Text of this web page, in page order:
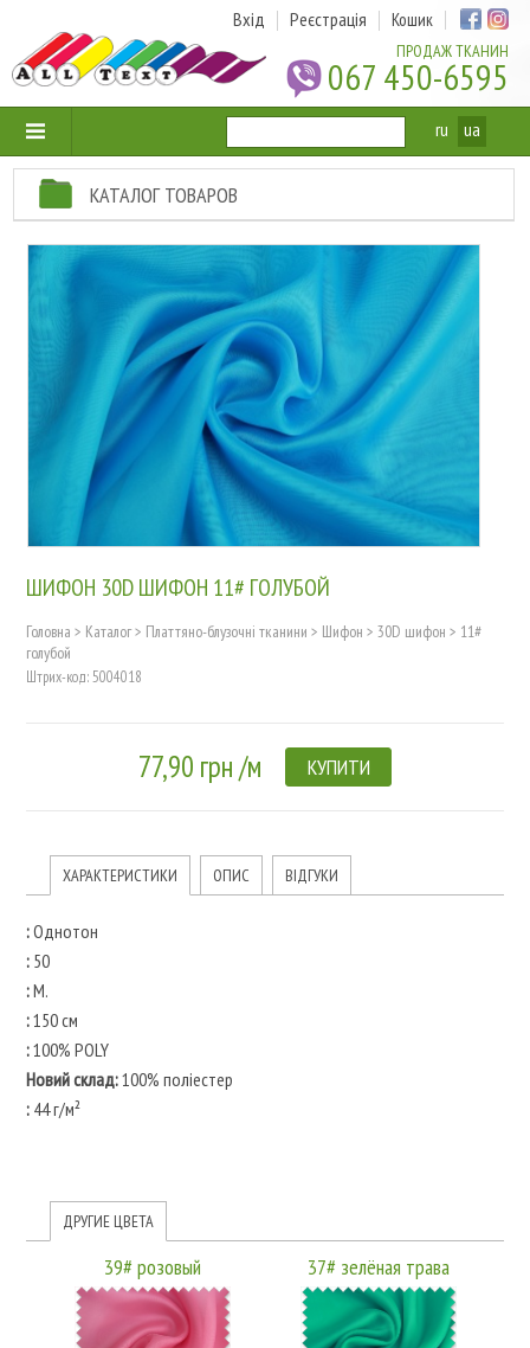
ПРОДАЖ ТКАНИН
067 450-6595
Вхід Реєстрація Кошик
ru ua
КАТАЛОГ ТОВАРОВ
ШИФОН 30D ШИФОН 11# ГОЛУБОЙ
Головна > Каталог> Платтяно-блузочні тканини > Шифон > 30D шифон > 11#
голубой
Штрих-код: 5004018
77,90 грн /м КУПИТИ
ХАРАКТЕРИСТИКИ ОПИС ВІДГУКИ
:Однотон
:50
:М.
:150 см
:100% POLY
Новий склад:100% поліестер
:44 г/м²
ДРУГИЕ ЦВЕТА
39# розовый 37# зелёная трава